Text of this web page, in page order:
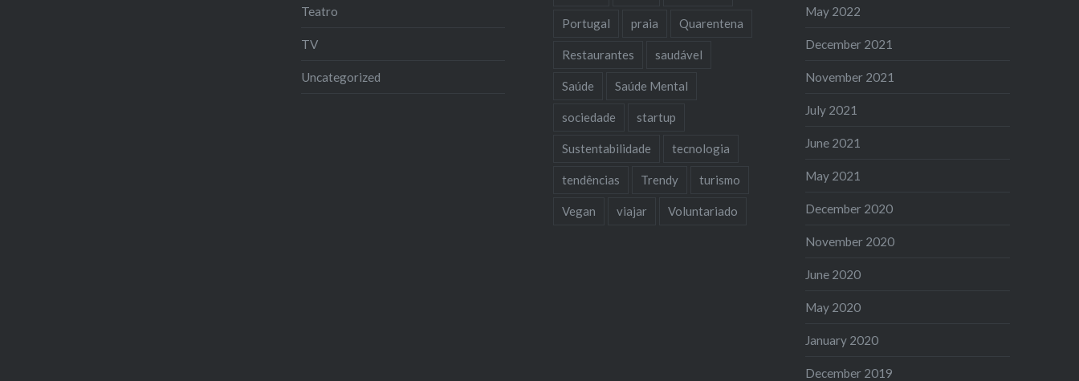
Teatro
TV
Uncategorized
Portugal praia Quarentena
Restaurantes saudável
Saúde Saúde Mental
sociedade startup
Sustentabilidade tecnologia
tendências Trendy turismo
Vegan viajar Voluntariado
May 2022
December 2021
November 2021
July 2021
June 2021
May 2021
December 2020
November 2020
June 2020
May 2020
January 2020
December 2019